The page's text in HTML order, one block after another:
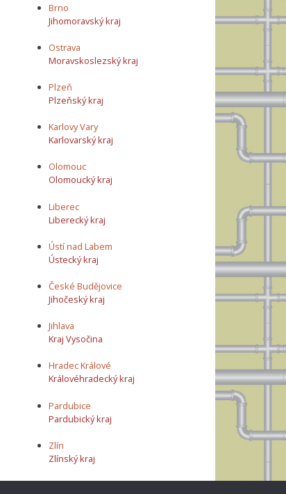
Brno
Jihomoravský kraj
Ostrava
Moravskoslezský kraj
Plzeň
Plzeňský kraj
Karlovy Vary
Karlovarský kraj
Olomouc
Olomoucký kraj
Liberec
Liberecký kraj
Ústí nad Labem
Ústecký kraj
České Budějovice
Jihočeský kraj
Jihlava
Kraj Vysočina
Hradec Králové
Královéhradecký kraj
Pardubice
Pardubický kraj
Zlín
Zlínský kraj